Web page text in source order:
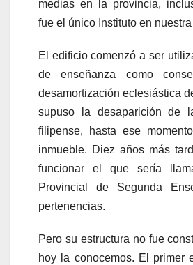
medias en la provincia,
fue el único Instituto en
El edificio comenzó a ser
de enseñanza como
desamortización eclesiástica
supuso la desaparición de
filipense, hasta ese
inmueble. Diez años más
funcionar el que sería
Provincial de Segunda
pertenencias.
Pero su estructura no fue
hoy la conocemos. El primer